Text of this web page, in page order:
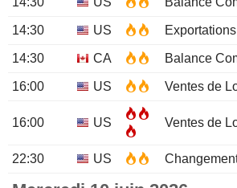
14:30 US Exportations
14:30 CA
16:00 US
16:00 US
22:30 US